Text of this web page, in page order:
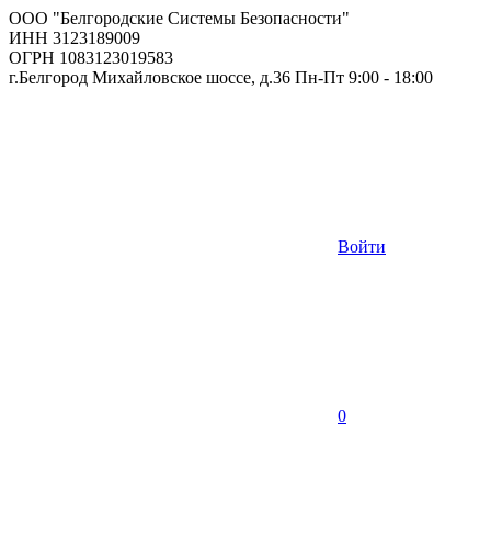
ООО "Белгородские Системы Безопасности"
ИНН 3123189009
ОГРН 1083123019583
г.Белгород Михайловское шоссе, д.36 Пн-Пт 9:00 - 18:00
Войти
0